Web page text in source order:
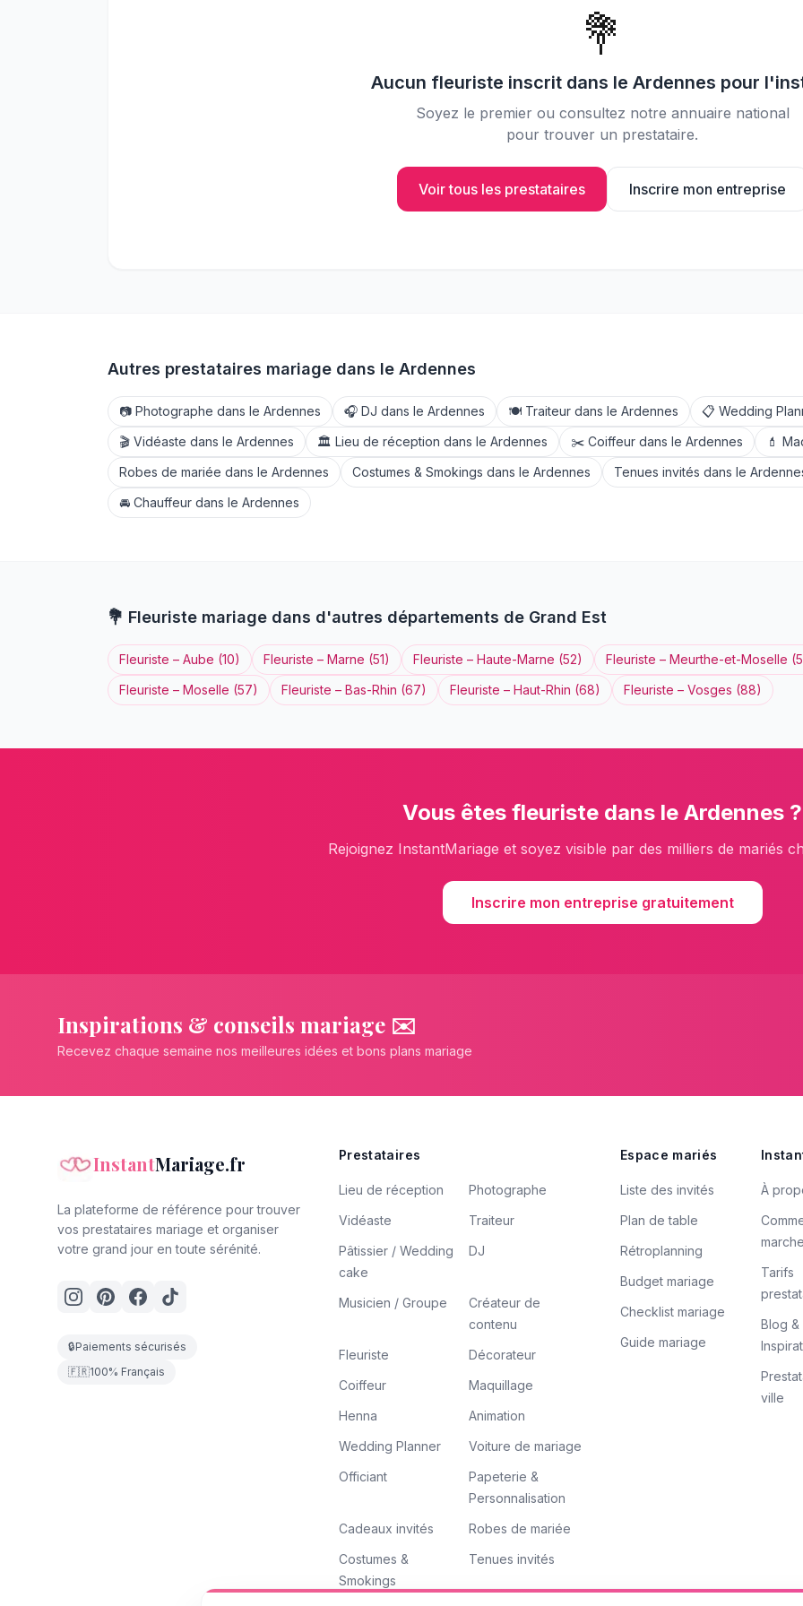
Partagez vos photos avec vos
💐
Aucun fleuriste inscrit dans le Ardennes pour
Soyez le premier ou consultez notre annuaire national
pour trouver un prestataire.
Voir tous les prestataires Inscrire mon entreprise
Autres prestataires mariage dans le Ardennes
📷 Photographe dans le Ardennes 🎧 DJ dans le Ardennes 🍽️ Traiteur dans le Ardennes 📋 Wedding
🎬 Vidéaste dans le Ardennes 🏛️ Lieu de réception dans le Ardennes ✂️ Coiffeur dans le Ardennes 💄
Robes de mariée dans le Ardennes Costumes & Smokings dans le Ardennes Tenues invités dans le
🚘 Chauffeur dans le Ardennes
💐 Fleuriste mariage dans d'autres départements de Grand Est
Fleuriste – Aube (10) Fleuriste – Marne (51) Fleuriste – Haute-Marne (52) Fleuriste – Meurthe-et-Moselle (
Fleuriste – Moselle (57) Fleuriste – Bas-Rhin (67) Fleuriste – Haut-Rhin (68) Fleuriste – Vosges (88)
Vous êtes fleuriste dans le Ardennes ?
Rejoignez InstantMariage et soyez visible par des milliers de mariés
Inscrire mon entreprise gratuitement
Inspirations & conseils mariage ✉️
Recevez chaque semaine nos meilleures idées et bons plans mariage
InstantMariage.fr
La plateforme de référence pour trouver
vos prestataires mariage et organiser
votre grand jour en toute sérénité.
🔒Paiements sécurisés
🇫🇷100% Français
Prestataires
Lieu de réception
Photographe
Vidéaste
Traiteur
Pâtissier / Wedding
cake
DJ
Musicien / Groupe
Créateur de
contenu
Fleuriste
Décorateur
Coiffeur
Maquillage
Henna
Animation
Wedding Planner
Voiture de mariage
Officiant
Papeterie &
Personnalisation
Cadeaux invités
Robes de mariée
Costumes &
Smokings
Tenues invités
Espace mariés
Liste des invités
Plan de table
Rétroplanning
Budget mariage
Checklist mariage
Guide mariage
À
Tarifs
Blog &
ville